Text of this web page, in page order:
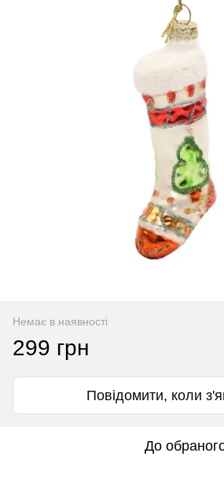
Немає в наявності
299 грн
Повідомити, коли
До